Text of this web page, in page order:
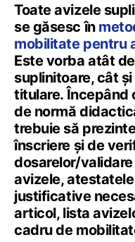
Toate avizele
se găsesc în
mobilitate pentru
Este vorba atât
suplinitoare, cât
titulare. Începând
de normă
trebuie să
înscriere şi de
dosarelor/
avizele,
justificative
articol, lista
cadru de